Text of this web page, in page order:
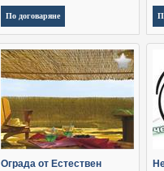
По договаряне
Ограда от Естествен